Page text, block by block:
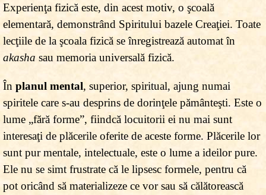
Experienţa fizică este, din acest motiv, o şcoală
elementară, demonstrând Spiritului bazele Creaţiei. Toate
lecţiile de la şcoala fizică se înregistrează automat în
akasha sau memoria universală fizică.
În planul mental, superior, spiritual, ajung numai
spiritele care s-au desprins de dorinţele pământeşti. Este o
lume „fără forme”, fiindcă locuitorii ei nu mai sunt
interesaţi de plăcerile oferite de aceste forme. Plăcerile lor
sunt pur mentale, intelectuale, este o lume a ideilor pure.
Ele nu se simt frustrate că le lipsesc formele, pentru că
pot oricând să materializeze ce vor sau să călătorească